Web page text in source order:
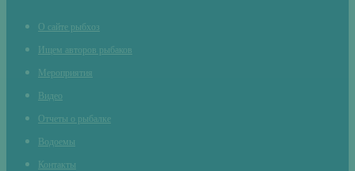
О сайте рыбхоз
Ищем авторов рыбаков
Мероприятия
Видео
Отчеты о рыбалке
Водоемы
Контакты